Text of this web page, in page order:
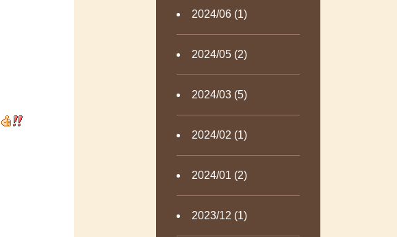
2024/06 (1)
2024/05 (2)
2024/03 (5)
2024/02 (1)
2024/01 (2)
2023/12 (1)